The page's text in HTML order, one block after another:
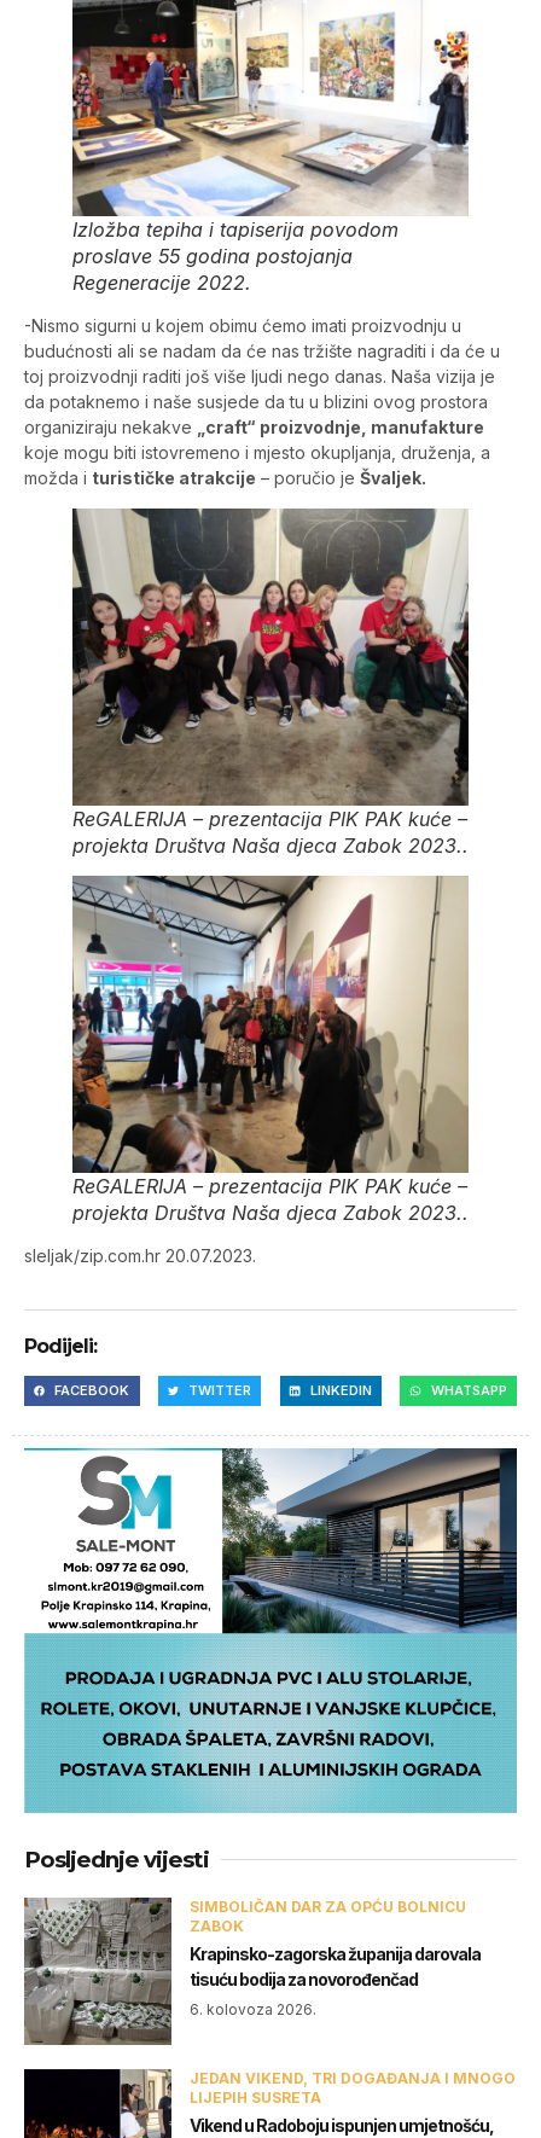
Izložba tepiha i tapiserija povodom
proslave 55 godina postojanja
Regeneracije 2022.
-Nismo sigurni u kojem obimu ćemo imati proizvodnju u
budućnosti ali se nadam da će nas tržište nagraditi i da će u
toj proizvodnji raditi još više ljudi nego danas. Naša vizija je
da potaknemo i naše susjede da tu u blizini ovog prostora
organiziraju nekakve
„craft“ proizvodnje, manufakture
koje mogu biti istovremeno i mjesto okupljanja, druženja, a
možda i turističke atrakcije – poručio je Švaljek.
ReGALERIJA – prezentacija PIK PAK kuće –
projekta Društva Naša djeca Zabok 2023..
ReGALERIJA – prezentacija PIK PAK kuće –
projekta Društva Naša djeca Zabok 2023..
sleljak/zip.com.hr 20.07.2023.
Podijeli:
FACEBOOK TWITTER LINKEDIN WHATSAPP
Posljednje vijesti
SIMBOLIČAN DAR ZA OPĆU BOLNICU
ZABOK
Krapinsko-zagorska županija darovala
tisuću bodija za novorođenčad
6. kolovoza 2026.
JEDAN VIKEND, TRI DOGAĐANJA I MNOGO
LIJEPIH SUSRETA
Vikend u Radoboju ispunjen umjetnošću,